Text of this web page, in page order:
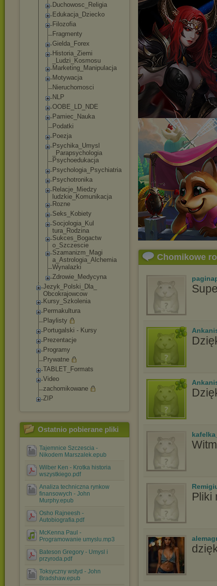
Duchowosc_Religia
Edukacja_Dziec ko
Filozofia
Fragmenty
Gielda_Forex
Historia_Ziemi
_Ludzi_Kosmosu
Marketing_Manipulacja
Motywacja
Nieruchomosci
NLP
OOBE_LD_NDE
Pamiec_Nauka
Podatki
Poezja
Psychika_Umysl
_Parapsychologia
Psychoedukacja
Psychologia_Psychiatria
Psychotronika
Relacje_Miedzy
ludzkie_Komuni kacja
Rozne
Seks_Kobiety
Socjologia_Kul
tura_Rodzina
Sukces_Bogactw
o_Szczescie
Szamanizm_Magi
a_Astrologia_A lchemia
Wynalazki
Zdrowie_Medycyna
Jezyk_Polski_Dla_
Obcokrajowcow
Kursy_Szkolenia
Permakultura
Playlisty
Portugalski - Kursy
Prezentacje
Programy
Prywatne
TABLET_Formats
Video
zachomikowane
ZIP
Ostatnio pobierane pliki
Tajemnice Szczescia -
Nikodem Marszalek.epub
Wilber Ken - Krotka historia
wszystkiego.pdf
Analiza techniczna rynkow
finansowych - John
Murphy.epub
Osho Rajneesh -
Autobiografia.pdf
McKenna Paul -
Programowanie umyslu.mp3
Bateson Gregory - Umysl i
przyroda.pdf
Toksyczny wstyd - John
Bradshaw.epub
Chomikowe
Pliki